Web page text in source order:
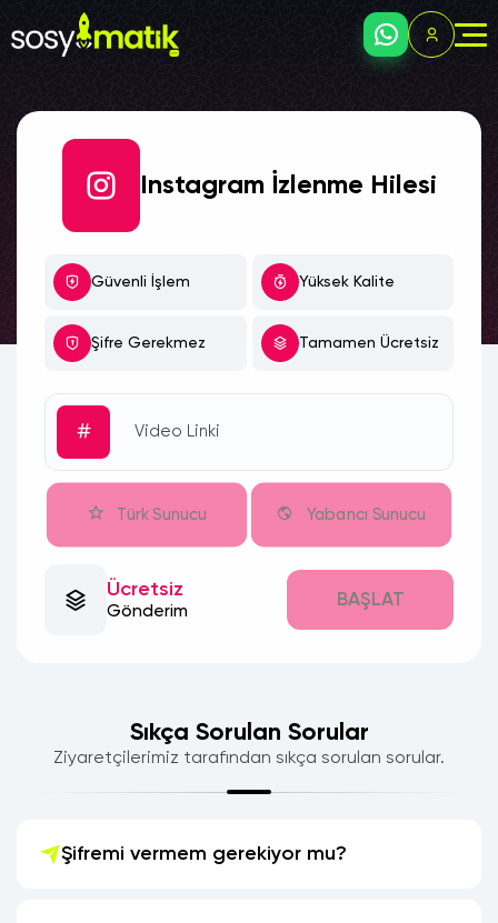
Instagram İzlenme Hilesi
Güvenli İşlem Yüksek Kalite
Şifre Gerekmez Tamamen Ücretsiz
Video Linki
#
Türk Sunucu Yabancı Sunucu
Ücretsiz
Gönderim
BAŞLAT
Sıkça Sorulan Sorular
Ziyaretçilerimiz tarafından sıkça sorulan sorular.
Şifremi vermem gerekiyor mu?